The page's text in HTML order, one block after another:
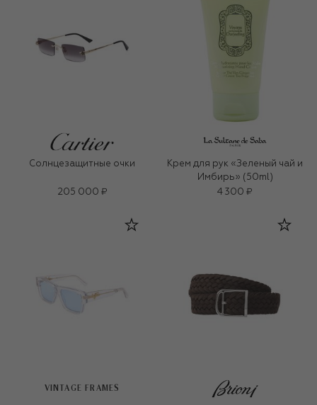
Солнцезащитные очки
205 000 ₽
Крем для рук «Зеленый чай и
Имбирь» (50ml)
4 300 ₽
VINTAGE FRAMES